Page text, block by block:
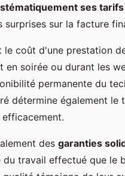
ses tarifs
surprises sur la facture
coût d'une prestation
soirée ou durant les
permanente du
détermine également le
des garanties
travail effectué que le